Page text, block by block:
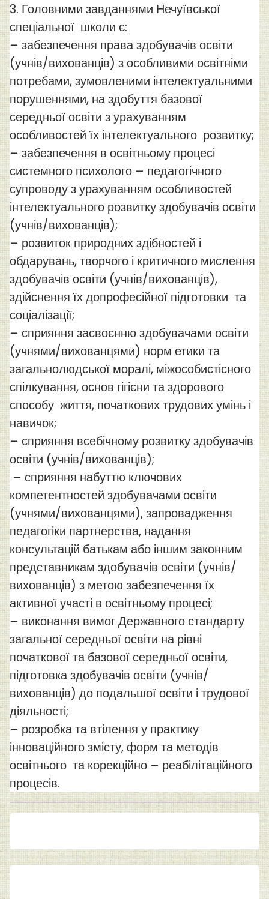
3. Головними завданнями Нечуївської
спеціальної школи є:
– забезпечення права здобувачів освіти
(учнів/вихованців) з особливими освітніми
потребами, зумовленими інтелектуальними
порушеннями, на здобуття базової
середньої освіти з урахуванням
особливостей їх інтелектуального розвитку;
– забезпечення в освітньому процесі
системного психолого – педагогічного
супроводу з урахуванням особливостей
інтелектуального розвитку здобувачів освіти
(учнів/вихованців);
– розвиток природних здібностей і
обдарувань, творчого і критичного мислення
здобувачів освіти (учнів/вихованців),
здійснення їх допрофесійної підготовки та
соціалізації;
– сприяння засвоєнню здобувачами освіти
(учнями/вихованцями) норм етики та
загальнолюдської моралі, міжособистісного
спілкування, основ гігієни та здорового
способу життя, початкових трудових умінь і
навичок;
– сприяння всебічному розвитку здобувачів
освіти (учнів/вихованців);
– сприяння набуттю ключових
компетентностей здобувачами освіти
(учнями/вихованцями), запровадження
педагогіки партнерства, надання
консультацій батькам або іншим законним
представникам здобувачів освіти (учнів/
вихованців) з метою забезпечення їх
активної участі в освітньому процесі;
– виконання вимог Державного стандарту
загальної середньої освіти на рівні
початкової та базової середньої освіти,
підготовка здобувачів освіти (учнів/
вихованців) до подальшої освіти і трудової
діяльності;
– розробка та втілення у практику
інноваційного змісту, форм та методів
освітнього та корекційно – реабілітаційного
процесів.